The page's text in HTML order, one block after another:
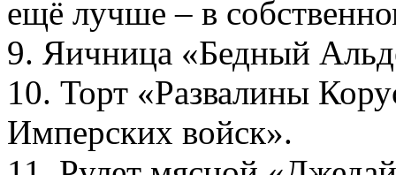
ещё лучше – в
9. Яичница «Бедный
10. Торт «Развалины
Имперских войск».